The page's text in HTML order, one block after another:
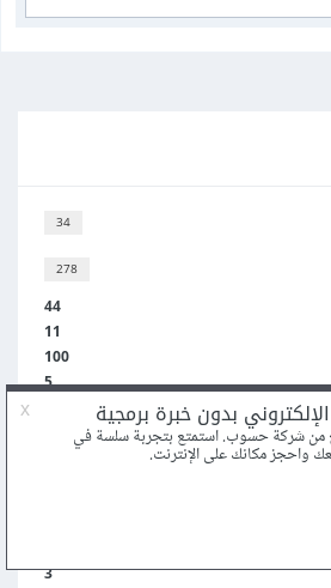
34
278
44
11
100
5
3